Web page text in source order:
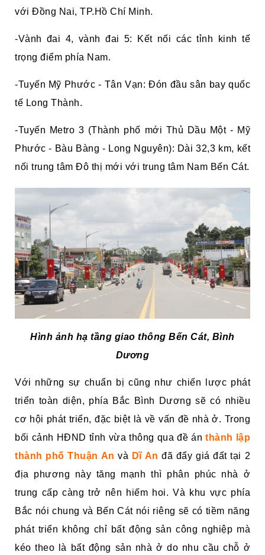
với Đồng Nai, TP.Hồ Chí Minh.
-Vành đai 4, vành đai 5: Kết nối các tỉnh kinh tế
trọng điểm phía Nam.
-Tuyến Mỹ Phước - Tân Vạn: Đón đầu sân bay quốc
tế Long Thành.
-Tuyến Metro 3 (Thành phố mới Thủ Dầu Một - Mỹ
Phước - Bàu Bàng - Long Nguyên): Dài 32,3 km, kết
nối trung tâm Đô thị mới với trung tâm Nam Bến Cát.
Hình ảnh hạ tầng giao thông Bến Cát, Bình
Dương
Với những sự chuẩn bị cũng như chiến lược phát
triển toàn diện, phía Bắc Bình Dương sẽ có nhiều
cơ hội phát triển, đặc biệt là về vấn đề nhà ở. Trong
bối cảnh HĐND tỉnh vừa thông qua đề án thành lập
thành phố Thuận Anvà Dĩ An đã đẩy giá đất tại 2
địa phương này tăng mạnh thì phân phúc nhà ở
trung cấp càng trở nên hiếm hoi. Và khu vực phía
Bắc nói chung và Bến Cát nói riêng sẽ có tiềm năng
phát triển không chỉ bất động sản công nghiệp mà
kéo theo là bất động sản nhà ở do nhu cầu chỗ ở